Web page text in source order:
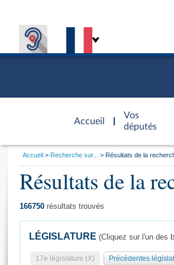
Accueil
d'accueil
Vos
députés
Général
Vous
Accueil Recherche sur... Résultats de la
Résultats de la
166750 résultats trouvés
LÉGISLATURE (Cliquez sur l'un des
17e législature (X) Précédentes